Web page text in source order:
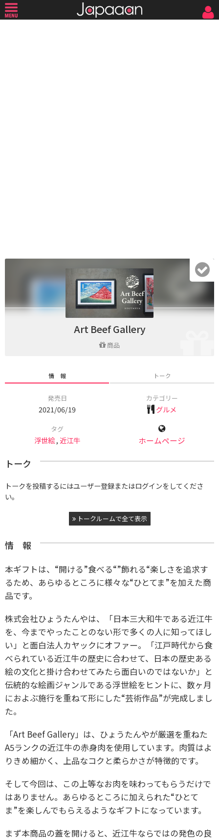
Art Beef Gallery
商品
情 報 トーク
発売日
2021/06/19
カテゴリー
グルメ
タグ
浮世絵, 近江牛 ホームページ
トーク
トークを投稿するにはユーザー登録またはログインをしてくださ
い。
トークルームで全て表示
情 報
本ギフトは、“開ける”食べる“”飾れる“楽しさを追求す
るため、あらゆるところに様々な“ひとてま”を加えた商
品です。
株式会社ひょうたんやは、「日本三大和牛である近江牛
を、今までやったことのない形で多くの人に知ってほし
い」と面白法人カヤックにオファー。「江戸時代から食
べられている近江牛の歴史に合わせて、日本の歴史ある
絵の文化と掛け合わせてみたら面白いのではないか」と
伝統的な絵画ジャンルである浮世絵をヒントに、数ヶ月
におよぶ施行を重ねて形にした“芸術作品”が完成しまし
た。
「Art Beef Gallery」は、ひょうたんやが厳選を重ねた
A5ランクの近江牛の赤身肉を使用しています。肉質はよ
りきめ細かく、上品なコクと柔らかさが特徴的です。
そして今回は、この上等なお肉を味わってもらうだけで
はありません。あらゆるところに加えられた“ひとて
ま”を楽しんでもらえるようなギフトになっています。
まず本商品の蓋を開けると、近江牛ならではの発色の良